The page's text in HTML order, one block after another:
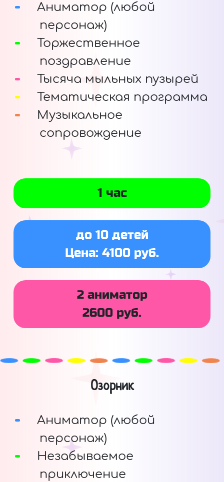
Аниматор (любой
персонаж)
Торжественное
поздравление
Тысяча мыльных пузырей
Тематическая программа
Музыкальное
сопровождение
1 час
до 10 детей
Цена: 4100 руб.
2 аниматор
2600 руб.
Озорник
Аниматор (любой
персонаж)
Незабываемое
приключение